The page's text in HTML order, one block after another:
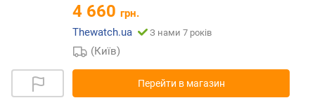
4 660 грн.
Thewatch.ua
З нами 7 років
(Київ)
Перейти в магазин